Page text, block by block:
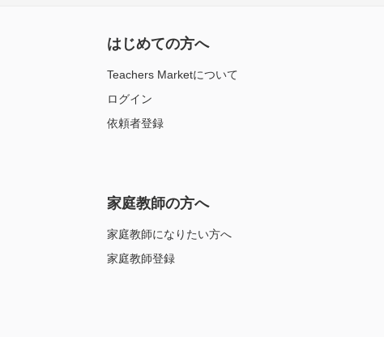
はじめての方へ
Teachers Marketについて
ログイン
依頼者登録
家庭教師の方へ
家庭教師になりたい方へ
家庭教師登録